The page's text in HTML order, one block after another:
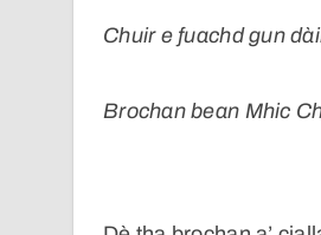
Chuir e fuachd gun
Brochan bean Mhic